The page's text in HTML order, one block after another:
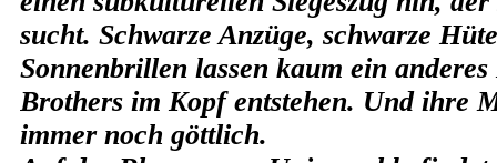
sucht. Schwarze Anzüge, schwarze
Sonnenbrillen lassen kaum ein
Brothers im Kopf entstehen. Und ihre
immer noch göttlich.